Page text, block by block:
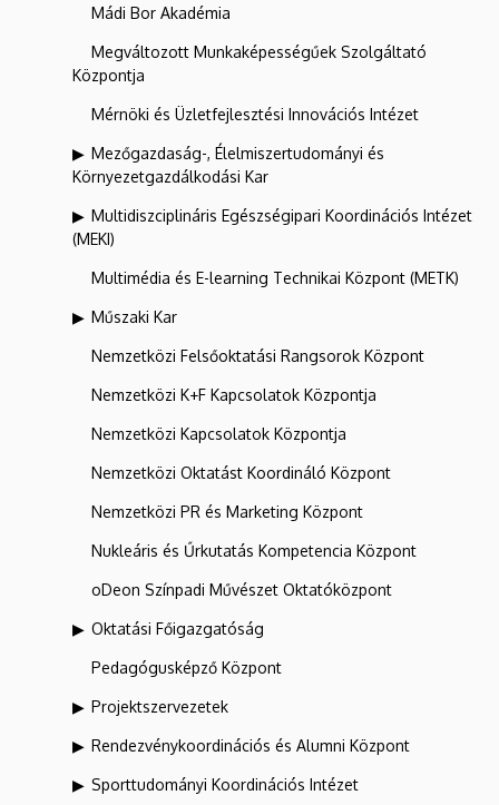
Mádi Bor Akadémia
Megváltozott Munkaképességűek Szolgáltató
Központja
Mérnöki és Üzletfejlesztési Innovációs Intézet
Mezőgazdaság-, Élelmiszertudományi és
Környezetgazdálkodási Kar
Multidiszciplináris Egészségipari Koordinációs Intézet
(MEKI)
Multimédia és E-learning Technikai Központ (METK)
Műszaki Kar
Nemzetközi Felsőoktatási Rangsorok Központ
Nemzetközi K+F Kapcsolatok Központja
Nemzetközi Kapcsolatok Központja
Nemzetközi Oktatást Koordináló Központ
Nemzetközi PR és Marketing Központ
Nukleáris és Űrkutatás Kompetencia Központ
oDeon Színpadi Művészet Oktatóközpont
Oktatási Főigazgatóság
Pedagógusképző Központ
Projektszervezetek
Rendezvénykoordinációs és Alumni Központ
Sporttudományi Koordinációs Intézet